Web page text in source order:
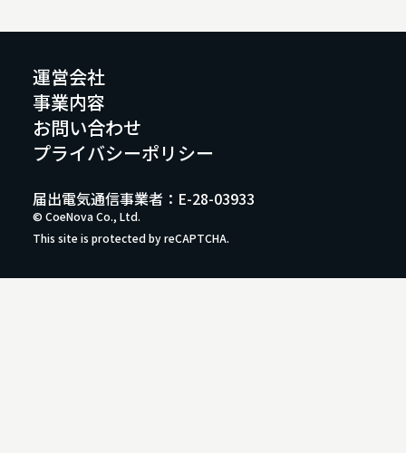
運営会社
事業内容
お問い合わせ
プライバシーポリシー
© CoeNova Co., Ltd.
This site is protected by reCAPTCHA.
届出電気通信事業者：E-28-03933